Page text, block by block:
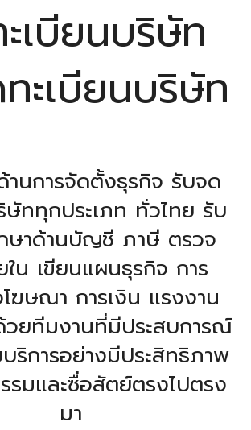
เบียนบริษัท
ะเบียนบริษัท
านการจัดตั้งธุรกิจ รับจด
ษัททุกประเภท ทั่วไทย รับ
ษาด้านบัญชี ภาษี ตรวจ
น เขียนแผนธุรกิจ การ
ฆษณา การเงิน แรงงาน
ยทีมงานที่มีประสบการณ์
ริการอย่างมีประสิทธิภาพ
รมและซื่อสัตย์ตรงไปตรง
มา